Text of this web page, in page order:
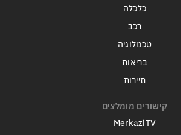
כלכלה
רכב
טכנולוגיה
בריאות
תיירות
קישורים מומלצים
MerkaziTV